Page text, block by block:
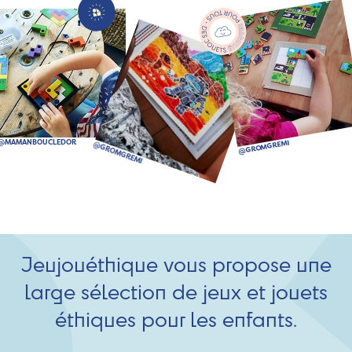
Jeujouéthique vous propose une
large sélection de jeux et jouets
éthiques pour les enfants.